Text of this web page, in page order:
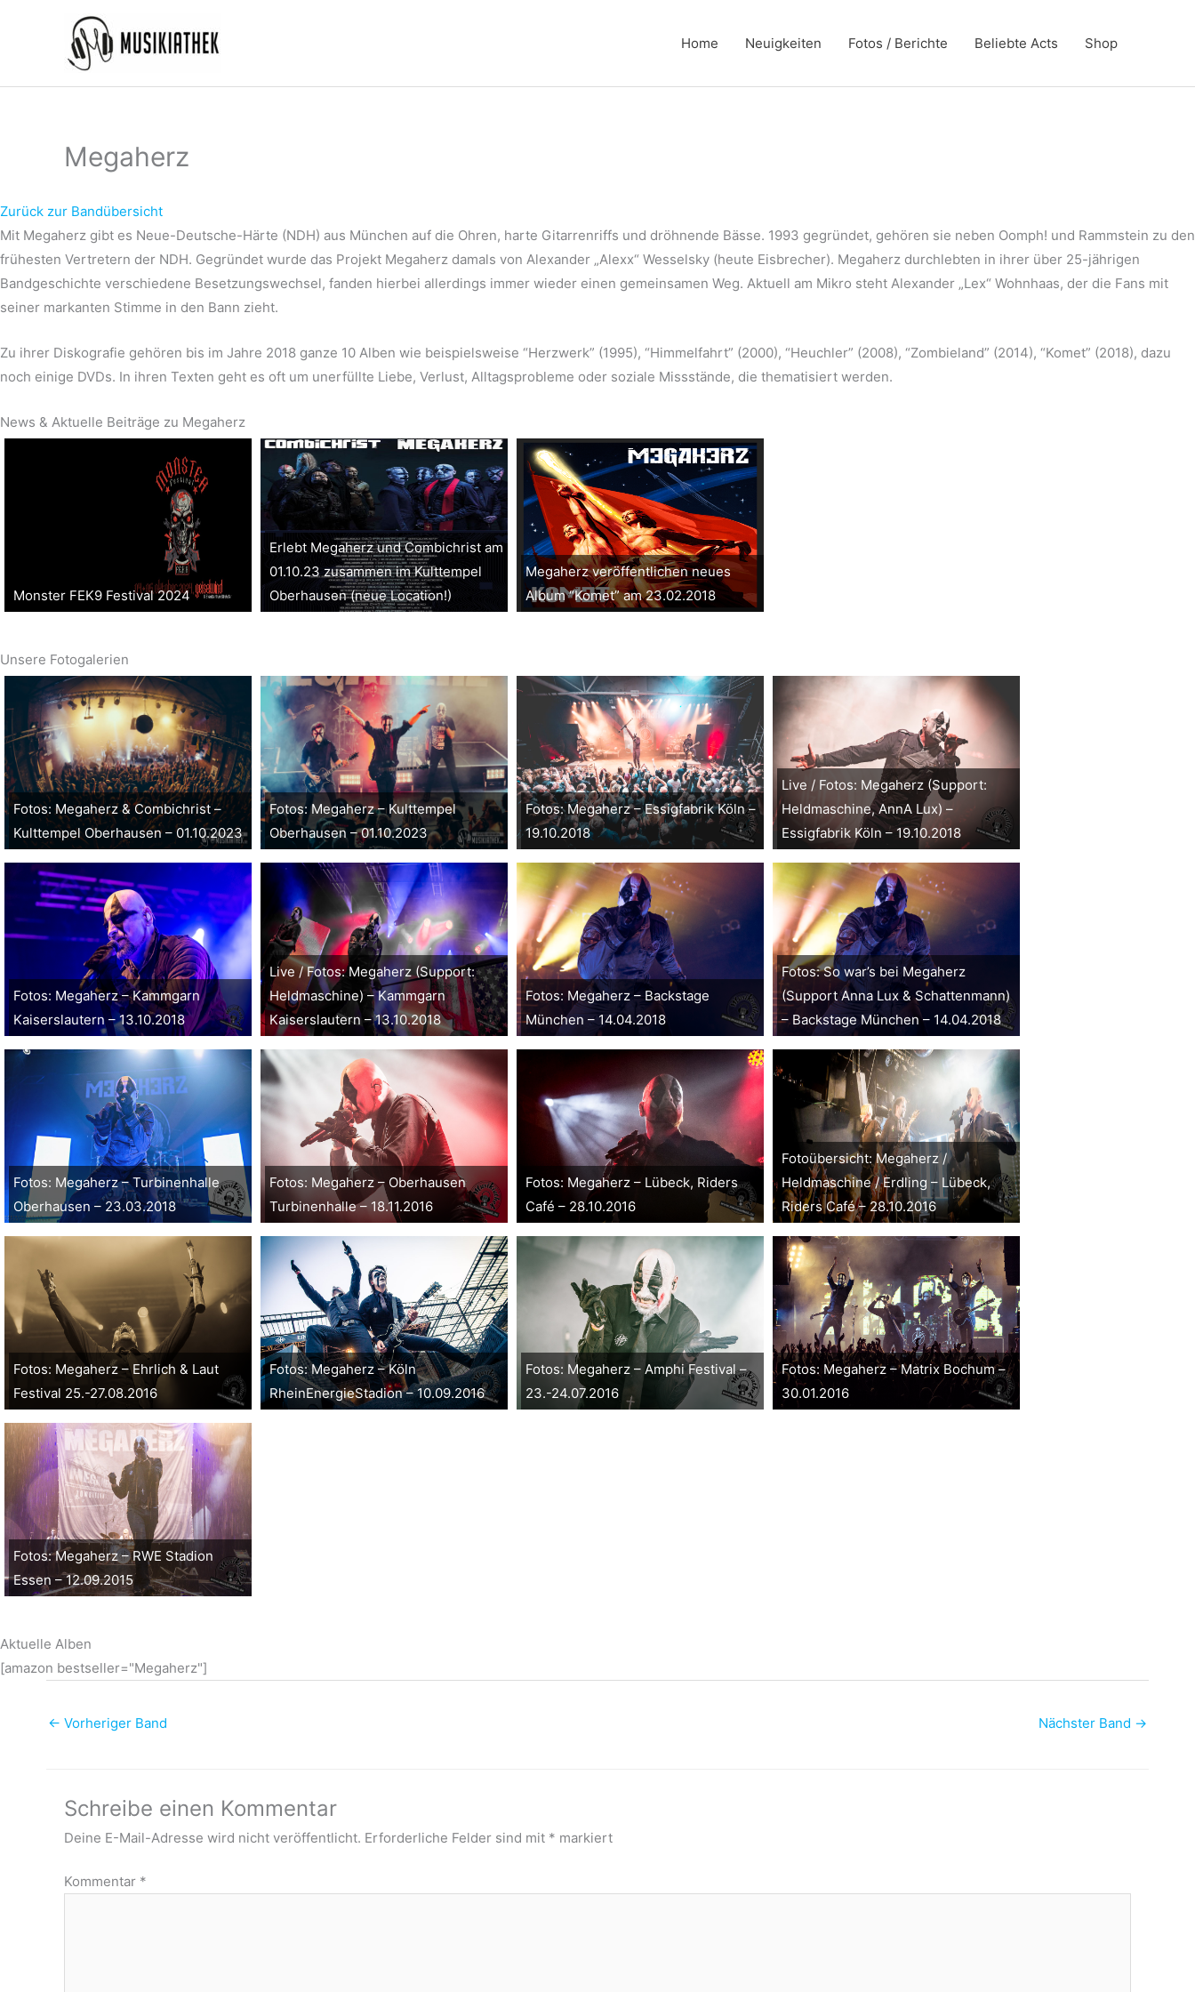
Home Neuigkeiten Fotos / Berichte Beliebte Acts Shop
Megaherz
Zurück zur Bandübersicht
Mit Megaherz gibt es Neue-Deutsche-Härte (NDH) aus München auf die Ohren, harte Gitarrenriffs und dröhnende Bässe. 1993 gegründet, gehören sie neben Oomph! und Rammstein zu den
frühesten Vertretern der NDH. Gegründet wurde das Projekt Megaherz damals von Alexander „Alexx“ Wesselsky (heute Eisbrecher). Megaherz durchlebten in ihrer über 25-jährigen
Bandgeschichte verschiedene Besetzungswechsel, fanden hierbei allerdings immer wieder einen gemeinsamen Weg. Aktuell am Mikro steht Alexander „Lex“ Wohnhaas, der die Fans mit
seiner markanten Stimme in den Bann zieht.
Zu ihrer Diskografie gehören bis im Jahre 2018 ganze 10 Alben wie beispielsweise “Herzwerk” (1995), “Himmelfahrt” (2000), “Heuchler” (2008), “Zombieland” (2014), “Komet” (2018), dazu
noch einige DVDs. In ihren Texten geht es oft um unerfüllte Liebe, Verlust, Alltagsprobleme oder soziale Missstände, die thematisiert werden.
News & Aktuelle Beiträge zu Megaherz
Monster FEK9 Festival 2024
Erlebt Megaherz und Combichrist am
01.10.23 zusammen im Kulttempel
Oberhausen (neue Location!)
Megaherz veröffentlichen neues
Album “Komet” am 23.02.2018
Unsere Fotogalerien
Fotos: Megaherz & Combichrist –
Kulttempel Oberhausen – 01.10.2023
Fotos: Megaherz – Kulttempel
Oberhausen – 01.10.2023
Fotos: Megaherz – Essigfabrik Köln –
19.10.2018
Live / Fotos: Megaherz (Support:
Heldmaschine, AnnA Lux) –
Essigfabrik Köln – 19.10.2018
Fotos: Megaherz – Kammgarn
Kaiserslautern – 13.10.2018
Live / Fotos: Megaherz (Support:
Heldmaschine) – Kammgarn
Kaiserslautern – 13.10.2018
Fotos: Megaherz – Backstage
München – 14.04.2018
Fotos: So war’s bei Megaherz
(Support Anna Lux & Schattenmann)
– Backstage München – 14.04.2018
Fotos: Megaherz – Turbinenhalle
Oberhausen – 23.03.2018
Fotos: Megaherz – Oberhausen
Turbinenhalle – 18.11.2016
Fotos: Megaherz – Lübeck, Riders
Café – 28.10.2016
Fotoübersicht: Megaherz /
Heldmaschine / Erdling – Lübeck,
Riders Café – 28.10.2016
Fotos: Megaherz – Ehrlich & Laut
Festival 25.-27.08.2016
Fotos: Megaherz – Köln
RheinEnergieStadion – 10.09.2016
Fotos: Megaherz – Amphi Festival –
23.-24.07.2016
Fotos: Megaherz – Matrix Bochum –
30.01.2016
Fotos: Megaherz – RWE Stadion
Essen – 12.09.2015
Aktuelle Alben
[amazon bestseller="Megaherz"]
← Vorheriger Band Nächster Band →
Schreibe einen Kommentar
Deine E-Mail-Adresse wird nicht veröffentlicht. Erforderliche Felder sind mit * markiert
Kommentar *